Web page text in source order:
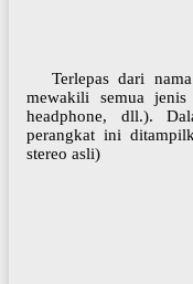
Terlepas dari
mewakili semua jenis
headphone, dll.).
perangkat ini
stereo asli)